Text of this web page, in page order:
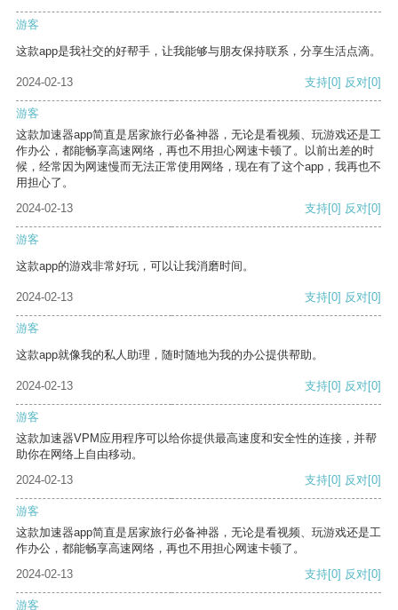
游客
这款app是我社交的好帮手，让我能够与朋友保持联系，分享生活点滴。
2024-02-13 支持[0] 反对[0]
游客
这款加速器app简直是居家旅行必备神器，无论是看视频、玩游戏还是工
作办公，都能畅享高速网络，再也不用担心网速卡顿了。以前出差的时
候，经常因为网速慢而无法正常使用网络，现在有了这个app，我再也不
用担心了。
2024-02-13
支持[0] 反对[0]
游客
这款app的游戏非常好玩，可以让我消磨时间。
2024-02-13 支持[0] 反对[0]
游客
这款app就像我的私人助理，随时随地为我的办公提供帮助。
2024-02-13 支持[0] 反对[0]
游客
这款加速器VPM应用程序可以给你提供最高速度和安全性的连接，并帮
助你在网络上自由移动。
2024-02-13
支持[0] 反对[0]
游客
这款加速器app简直是居家旅行必备神器，无论是看视频、玩游戏还是工
作办公，都能畅享高速网络，再也不用担心网速卡顿了。
2024-02-13
支持[0] 反对[0]
游客